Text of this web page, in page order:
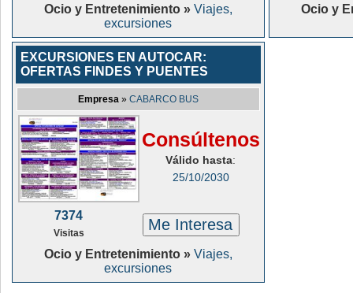
Ocio y Entretenimiento » Viajes,
excursiones
Ocio y
EXCURSIONES EN AUTOCAR:
OFERTAS FINDES Y PUENTES
Empresa » CABARCO BUS
Consúltenos
Válido hasta:
25/10/2030
7374
Visitas Me Interesa
Ocio y Entretenimiento » Viajes,
excursiones